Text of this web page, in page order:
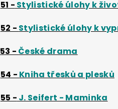
51 - Stylistické úlohy k
52 - Stylistické úlohy k
53 - České drama
54 - Kniha třesků a plesků
55 - J. Seifert - Maminka